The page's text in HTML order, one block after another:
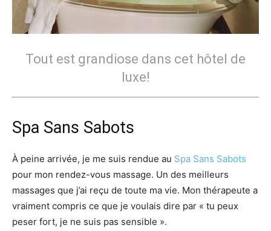
Tout est grandiose dans cet hôtel de
luxe!
Spa Sans Sabots
À peine arrivée, je me suis rendue au Spa Sans Sabots
pour mon rendez-vous massage. Un des meilleurs
massages que j’ai reçu de toute ma vie. Mon thérapeute a
vraiment compris ce que je voulais dire par « tu peux
peser fort, je ne suis pas sensible ».